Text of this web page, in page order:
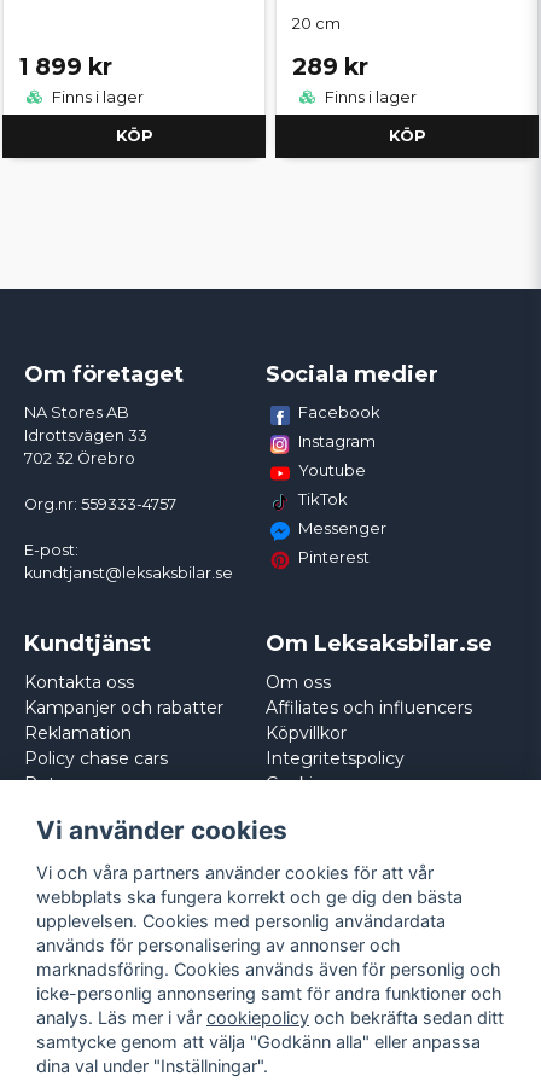
1 899 kr
Finns i lager
KÖP
20 cm
289 kr
Finns i lager
KÖP
Om företaget
NA Stores AB
Idrottsvägen 33
702 32 Örebro
Org.nr: 559333-4757
E-post:
kundtjanst@leksaksbilar.se
Sociala medier
Facebook
Instagram
Youtube
TikTok
Messenger
Pinterest
Kundtjänst
Kontakta oss
Kampanjer och rabatter
Reklamation
Policy chase cars
Returnera
Om Leksaksbilar.se
Om oss
Affiliates och influencers
Köpvillkor
Integritetspolicy
Cookies
Vi använder cookies
Vi och våra partners använder cookies för att vår
webbplats ska fungera korrekt och ge dig den bästa
upplevelsen. Cookies med personlig användardata
används för personalisering av annonser och
marknadsföring. Cookies används även för personlig och
icke-personlig annonsering samt för andra funktioner och
analys. Läs mer i vår cookiepolicy och bekräfta sedan ditt
samtycke genom att välja "Godkänn alla" eller anpassa
dina val under "Inställningar".